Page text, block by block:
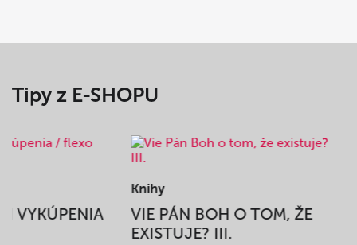
Tipy z E-SHOPU
VYKÚPENIA
Knihy
VIE PÁN BOH O TOM, ŽE
EXISTUJE? III.